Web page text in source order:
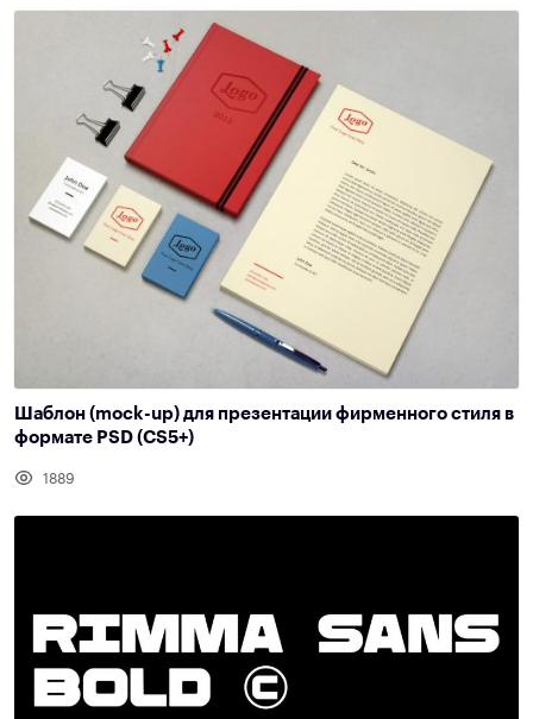
Шаблон (mock-up) для презентации фирменного стиля в
формате PSD (CS5+)
1889